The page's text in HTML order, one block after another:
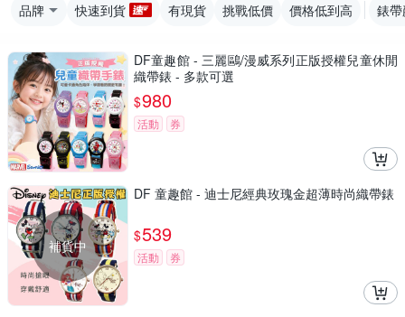
品牌 快速到貨 有現貨 挑戰低價 價格低到高 錶
DF童趣館 - 三麗鷗/漫威系列正版授權兒童休閒
織帶錶 - 多款可選
$980
活動 券
補貨中
DF 童趣館 - 迪士尼經典玫瑰金超薄時尚織帶錶
$539
活動 券